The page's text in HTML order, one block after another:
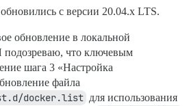
с версии 20.04.x LTS.
обновление в локальной
что ключевым
шага 3 «Настройка
файла
docker.list для использования